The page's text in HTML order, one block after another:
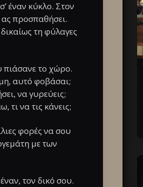
έναν κύκλο. Στον
ας προσπαθήσει.
τη φύλαγες
πιάσανε το χώρο.
αυτό φοβάσαι;
να γυρεύεις;
τι να τις κάνεις;
φορές να σου
με των
τον δικό σου.